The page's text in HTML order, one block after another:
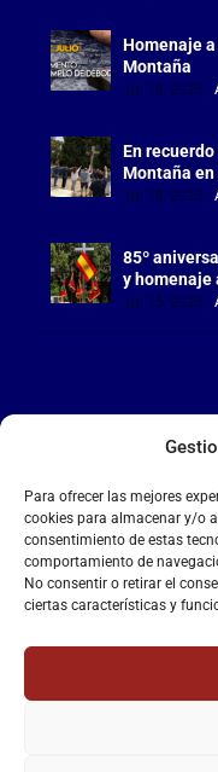
Para ofrecer las mejores
cookies para almacenar y/o
consentimiento de estas
comportamiento de
No consentir o retirar el
ciertas características y
Homenaje
Montaña
Jul 18, 2026 |
En
Montaña
Jul 18, 2026 |
85º
y homenaje
Jul 15, 2026 |
LA FALANGE
Reproductor
de
vídeo